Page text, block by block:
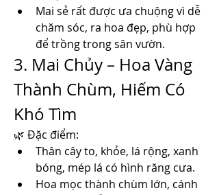
Mai sẻ rất được ưa chuộng vì dễ
chăm sóc, ra hoa đẹp, phù hợp
để trồng trong sân vườn.
3. Mai Chủy – Hoa Vàng
Thành Chùm, Hiếm Có
Khó Tìm
🌿 Đặc điểm:
Thân cây to, khỏe, lá rộng, xanh
bóng, mép lá có hình răng cưa.
Hoa mọc thành chùm lớn, cánh